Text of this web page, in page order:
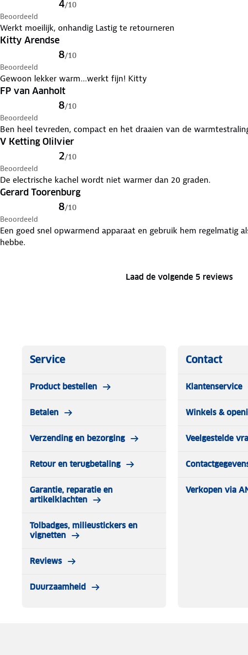
4/10
Beoordeeld
Werkt moeilijk, onhandig Lastig te retourneren
Kitty Arendse
8/10
Beoordeeld
Gewoon lekker warm…werkt fijn! Kitty
FP van Aanholt
8/10
Beoordeeld
Ben heel tevreden, compact en het draaien van de
V Ketting Olilvier
2/10
Beoordeeld
De electrische kachel wordt niet warmer dan 20 graden.
Gerard Toorenburg
8/10
Beoordeeld
Een goed snel opwarmend apparaat en gebruik hem regelmatig
hebbe.
Laad de volgende 5 reviews
Service
Product bestellen
Betalen
Verzending en bezorging
Retour en terugbetaling
Garantie, reparatie en
artikelklachten
Tolbadges, milieustickers en
vignetten
Reviews
Duurzaamheid
Contact
Klantenservice
Winkels &
Veelgestelde
Verkopen via